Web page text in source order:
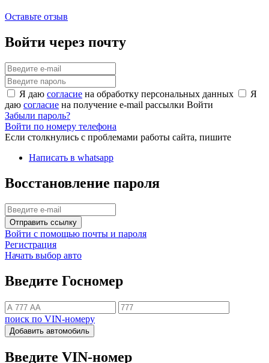
Оставьте отзыв
Войти через почту
Я даю согласие на обработку персональных данных
Я
даю согласие на получение e-mail рассылки Войти
Забыли пароль?
Войти по номеру телефона
Если столкнулись с проблемами работы сайта, пишите
Написать в whatsapp
Восстановление пароля
Отправить ссылку
Войти с помощью почты и пароля
Регистрация
Начать выбор авто
Введите Госномер
поиск по VIN-номеру
Добавить автомобиль
Введите VIN-номер